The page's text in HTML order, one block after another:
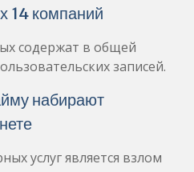
14 компаний
содержат в общей
записей.
набирают
услуг является взлом